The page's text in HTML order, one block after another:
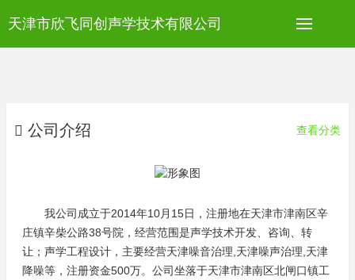
天津市欣飞同创声学技术有限公司
公司介绍 查看分类
我公司成立于2014年10月15日，注册地在天津市津南区辛
庄镇辛柴公路38号院，经营范围是声学技术开发、咨询、转
让；声学工程设计，主要经营天津噪音治理,天津噪声治理,天津
降噪等，注册资金500万。公司坐落于天津市津南区北闸口镇工